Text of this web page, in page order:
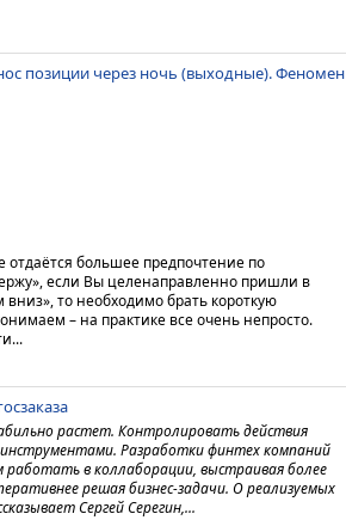
позиции через ночь (выходные). Феномен
большее предпочтение по
если Вы целенаправленно пришли в
то необходимо брать короткую
– на практике все очень непросто.
растет. Контролировать действия
Разработки финтех компаний
в коллаборации, выстраивая более
решая бизнес-задачи. О реализуемых
Сергей Серегин,...